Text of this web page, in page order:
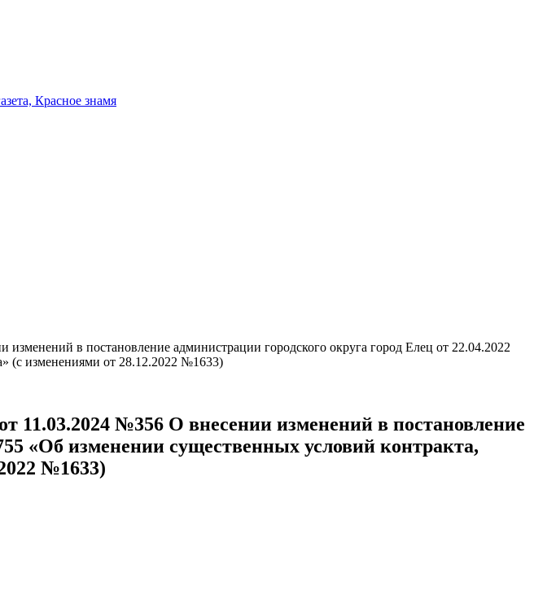
Красное знамя
в постановление администрации городского округа город Елец от 22.04.2022
(с изменениями от 28.12.2022 №1633)
11.03.2024 №356 O внесении изменений в постановление
«Об изменении существенных условий контракта,
№1633)